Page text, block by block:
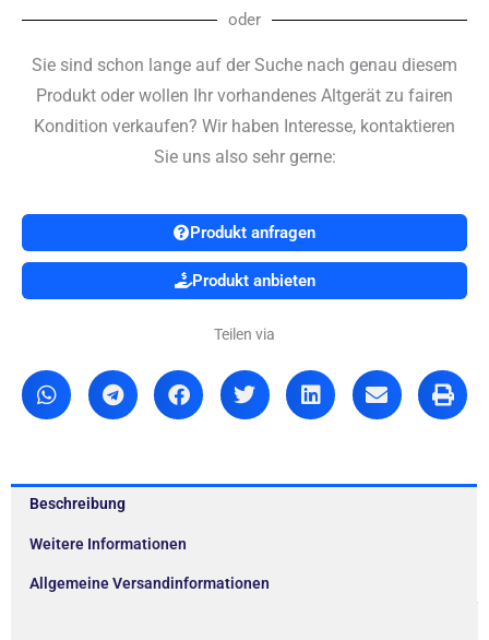
oder
Sie sind schon lange auf der Suche nach genau diesem
Produkt oder wollen Ihr vorhandenes Altgerät zu fairen
Kondition verkaufen? Wir haben Interesse, kontaktieren
Sie uns also sehr gerne:
Produkt anfragen
Produkt anbieten
Teilen via
Beschreibung
Weitere Informationen
Allgemeine Versandinformationen